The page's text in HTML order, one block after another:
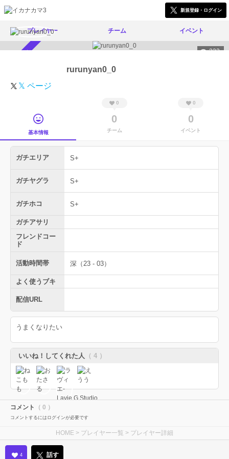
新規登録・ログイン
プレイヤー チーム イベント
323
rurunyan0_0
𝕏 ページ
基本情報
0
0
チーム
0
0
イベント
ガチエリア S+
ガチヤグラ S+
ガチホコ S+
ガチアサリ
フレンドコー
ド
活動時間帯 深（23 - 03）
よく使うブキ
配信URL
うまくなりたい
いいね！してくれた人 （ 4 ）
コメント （ 0 ）
コメントするにはログインが必要です
HOME > プレイヤー一覧 > プレイヤー詳細
4 話す